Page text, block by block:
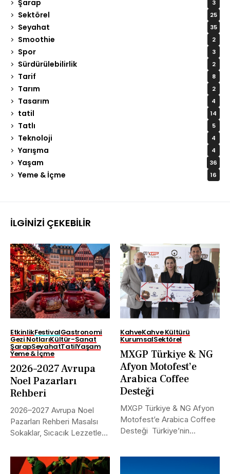
Şarap 3
Sektörel 25
Seyahat 35
Smoothie 2
Spor 3
Sürdürülebilirlik 2
Tarif 8
Tarım 2
Tasarım 4
tatil 14
Tatlı 5
Teknoloji 4
Yarışma 4
Yaşam 36
Yeme & İçme 16
İLGINIZI ÇEKEBILIR
EtkinlikFestivalGastronomi
Gezi NotlarıKültür-Sanat
ŞarapSeyahatTatilYaşam
Yeme & İçme
2026–2027 Avrupa
Noel Pazarları
Rehberi
2026–2027 Avrupa Noel
Pazarları Rehberi Masalsı
Sokaklar, Sıcacık Lezzetler
KahveKahve Kültürü
KurumsalSektörel
MXGP Türkiye & NG
Afyon Motofest’e
Arabica Coffee
Desteği
MXGP Türkiye & NG Afyon
Motofest’e Arabica Coffee
Desteği Türkiye’nin